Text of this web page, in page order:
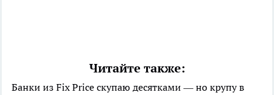
Читайте также:
Банки из Fix Price скупаю десятками — но крупу в